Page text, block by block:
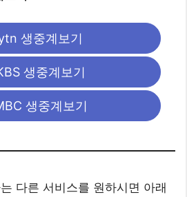
생중계보기
생중계보기
생중계보기
다른 서비스를 원하시면 아래